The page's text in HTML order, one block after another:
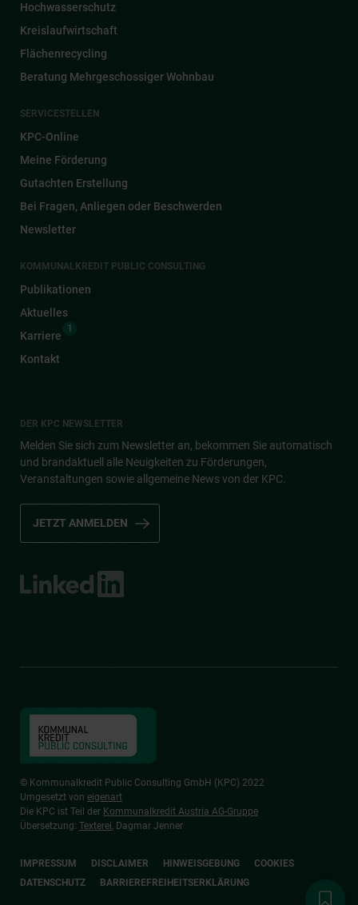
Hochwasserschutz
Kreislaufwirtschaft
Flächenrecycling
Beratung Mehrgeschossiger Wohnbau
SERVICESTELLEN
KPC-Online
Meine Förderung
Gutachten Erstellung
Bei Fragen, Anliegen oder Beschwerden
Newsletter
KOMMUNALKREDIT PUBLIC CONSULTING
Publikationen
Aktuelles
Karriere
1
Kontakt
DER KPC NEWSLETTER
Melden Sie sich zum Newsletter an, bekommen Sie automatisch
und brandaktuell alle Neuigkeiten zu Förderungen,
Veranstaltungen sowie allgemeine News von der KPC.
JETZT ANMELDEN
© Kommunalkredit Public Consulting GmbH (KPC) 2022
Umgesetzt von eigenart
Die KPC ist Teil der Kommunalkredit Austria AG-Gruppe
Übersetzung: Texterei, Dagmar Jenner
IMPRESSUM DISCLAIMER HINWEISGEBUNG
COOKIES
DATENSCHUTZ
BARRIEREFREIHEITSERKLÄRUNG